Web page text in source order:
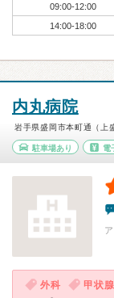
09:00-12:00
14:00-18:00
内丸病院
岩手県盛岡市本町通（上
駐車場あり 電
外科 甲状